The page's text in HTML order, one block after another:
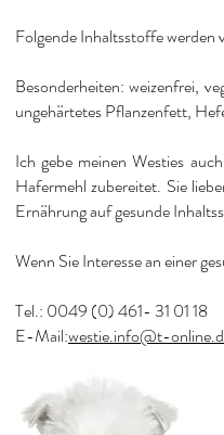
Folgende Inhaltsstoffe werden
Besonderheiten: weizenfrei,
ungehärtetes Pflanzenfett,
Ich gebe meinen Westies
Hafermehl zubereitet. Sie
Ernährung auf gesunde
Wenn Sie Interesse an einer
Tel.: 0049 (0) 461- 31 01 18
E-Mail:westie.info@t-